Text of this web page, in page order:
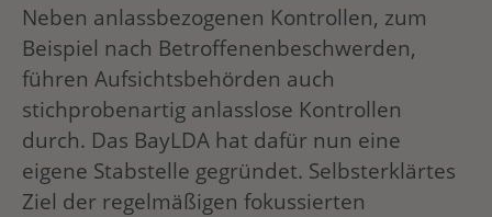
Neben anlassbezogenen Kontrollen, zum
Beispiel nach Betroffenenbeschwerden,
führen Aufsichtsbehörden auch
stichprobenartig anlasslose Kontrollen
durch. Das BayLDA hat dafür nun eine
eigene Stabstelle gegründet. Selbsterklärtes
Ziel der regelmäßigen fokussierten